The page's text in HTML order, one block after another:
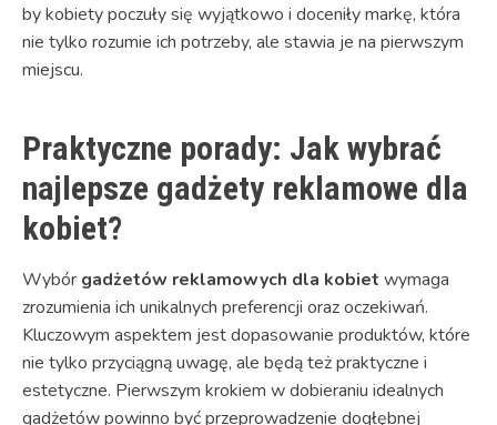
by kobiety poczuły się wyjątkowo i doceniły markę, która
nie tylko rozumie ich potrzeby, ale stawia je na pierwszym
miejscu.
Praktyczne porady: Jak wybrać
najlepsze gadżety reklamowe dla
kobiet?
Wybór gadżetów reklamowych dla kobiet wymaga
zrozumienia ich unikalnych preferencji oraz oczekiwań.
Kluczowym aspektem jest dopasowanie produktów, które
nie tylko przyciągną uwagę, ale będą też praktyczne i
estetyczne. Pierwszym krokiem w dobieraniu idealnych
gadżetów powinno być przeprowadzenie dogłębnej